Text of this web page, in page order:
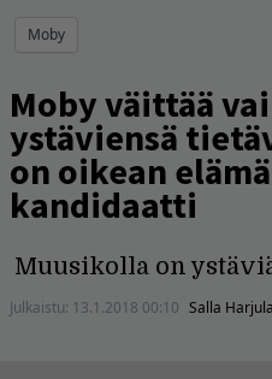
Moby
Moby väittää
ystäviensä
on oikean
kandidaatti
Muusikolla on
Julkaistu: 13.1.2018 00:10 Salla Harjula